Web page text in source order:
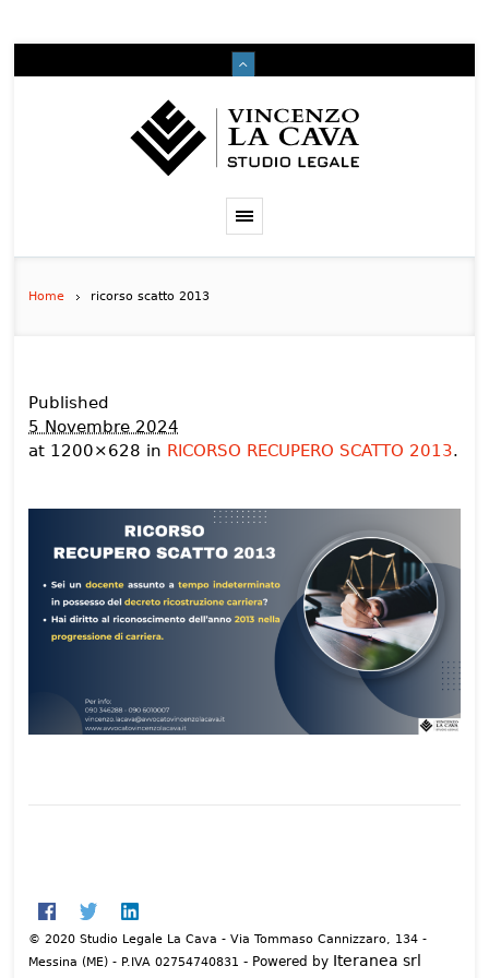
Home ricorso scatto 2013
Published
5 Novembre 2024
at 1200×628 in RICORSO RECUPERO SCATTO 2013.
© 2020 Studio Legale La Cava - Via Tommaso Cannizzaro, 134 -
Messina (ME) - P.IVA 02754740831 - Powered by Iteranea srl